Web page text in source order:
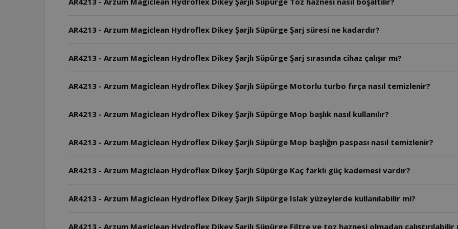
AR4213 - Arzum Magiclean Hydroflex Dikey Şarjlı Süpürge Şarj süresi ne kadardır?
AR4213 - Arzum Magiclean Hydroflex Dikey Şarjlı Süpürge Şarj sırasında cihaz çalışır mı?
AR4213 - Arzum Magiclean Hydroflex Dikey Şarjlı Süpürge Motorlu turbo fırça nasıl temizlenir?
AR4213 - Arzum Magiclean Hydroflex Dikey Şarjlı Süpürge Mop başlık nasıl kullanılır?
AR4213 - Arzum Magiclean Hydroflex Dikey Şarjlı Süpürge Mop başlığın paspası nasıl temizlenir?
AR4213 - Arzum Magiclean Hydroflex Dikey Şarjlı Süpürge Kaç farklı güç kademesi vardır?
AR4213 - Arzum Magiclean Hydroflex Dikey Şarjlı Süpürge Islak yüzeylerde kullanılabilir mi?
AR4213 - Arzum Magiclean Hydroflex Dikey Şarjlı Süpürge Filtre ve toz haznesi olmadan çalıştırılabilir